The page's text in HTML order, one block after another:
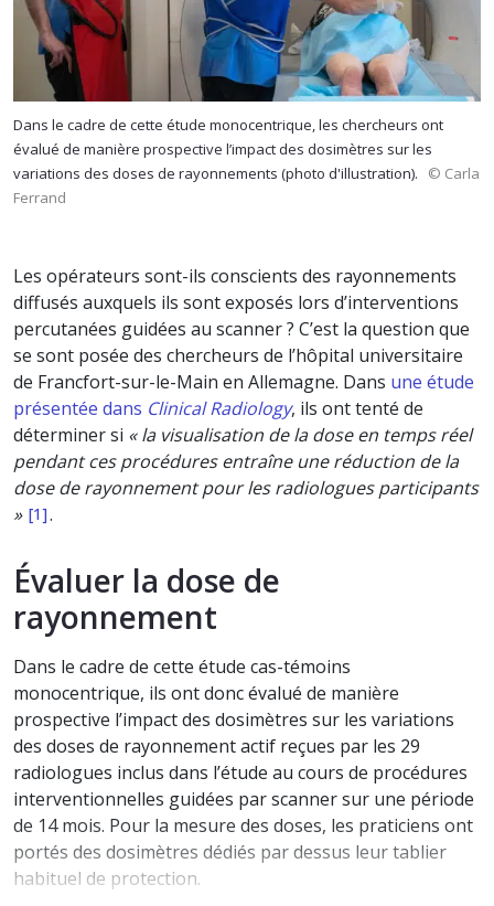
Dans le cadre de cette étude monocentrique, les chercheurs ont
évalué de manière prospective l’impact des dosimètres sur les
variations des doses de rayonnements (photo d'illustration).
© Carla
Ferrand
Les opérateurs sont-ils conscients des rayonnements
diffusés auxquels ils sont exposés lors d’interventions
percutanées guidées au scanner ? C’est la question que
se sont posée des chercheurs de l’hôpital universitaire
de Francfort-sur-le-Main en Allemagne. Dans une étude
présentée dans Clinical Radiology, ils ont tenté de
déterminer si « la visualisation de la dose en temps réel
pendant ces procédures entraîne une réduction de la
dose de rayonnement pour les radiologues participants
» [1].
Évaluer la dose de
rayonnement
Dans le cadre de cette étude cas-témoins
monocentrique, ils ont donc évalué de manière
prospective l’impact des dosimètres sur les variations
des doses de rayonnement actif reçues par les 29
radiologues inclus dans l’étude au cours de procédures
interventionnelles guidées par scanner sur une période
de 14 mois. Pour la mesure des doses, les praticiens ont
portés des dosimètres dédiés par dessus leur tablier
habituel de protection.